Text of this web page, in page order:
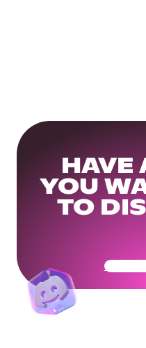
HAVE
YOU
TO
Get